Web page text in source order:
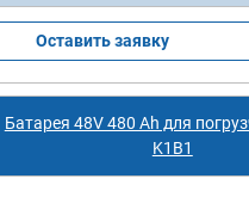
Оставить заявку
Батарея 48V 480 Ah для
K1B1